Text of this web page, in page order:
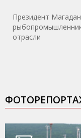
Президент
отрасли